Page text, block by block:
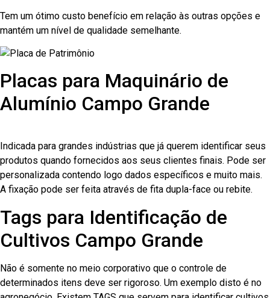
Tem um ótimo custo benefício em relação às outras opções e
mantém um nível de qualidade semelhante.
Placas para Maquinário de
Alumínio Campo Grande
Indicada para grandes indústrias que já querem identificar seus
produtos quando fornecidos aos seus clientes finais. Pode ser
personalizada contendo logo dados específicos e muito mais.
A fixação pode ser feita através de fita dupla-face ou rebite.
Tags para Identificação de
Cultivos Campo Grande
Não é somente no meio corporativo que o controle de
determinados itens deve ser rigoroso. Um exemplo disto é no